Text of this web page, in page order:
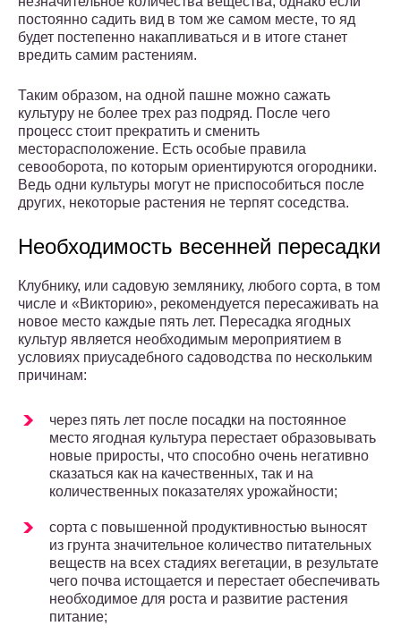
постоянно садить вид в том же самом месте, то яд
будет постепенно накапливаться и в итоге станет
вредить самим растениям.
Таким образом, на одной пашне можно сажать
культуру не более трех раз подряд. После чего
процесс стоит прекратить и сменить
месторасположение. Есть особые правила
севооборота, по которым ориентируются огородники.
Ведь одни культуры могут не приспособиться после
других, некоторые растения не терпят соседства.
Необходимость весенней пересадки
Клубнику, или садовую землянику, любого сорта, в том
числе и «Викторию», рекомендуется пересаживать на
новое место каждые пять лет. Пересадка ягодных
культур является необходимым мероприятием в
условиях приусадебного садоводства по нескольким
причинам:
через пять лет после посадки на постоянное
место ягодная культура перестает образовывать
новые приросты, что способно очень негативно
сказаться как на качественных, так и на
количественных показателях урожайности;
сорта с повышенной продуктивностью выносят
из грунта значительное количество питательных
веществ на всех стадиях вегетации, в результате
чего почва истощается и перестает обеспечивать
необходимое для роста и развитие растения
питание;